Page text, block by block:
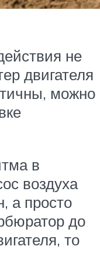
не
двигателя
можно
в
воздуха
а просто
до
то